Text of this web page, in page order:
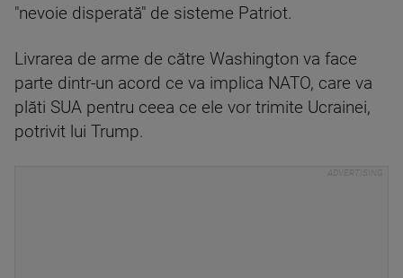
"nevoie disperată" de sisteme Patriot.
Livrarea de arme de către Washington va face
parte dintr-un acord ce va implica NATO, care va
plăti SUA pentru ceea ce ele vor trimite Ucrainei,
potrivit lui Trump.